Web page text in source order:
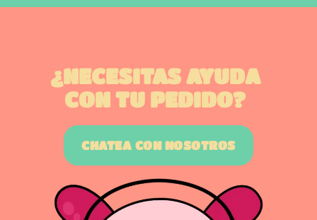
¿NECESITAS AYUDA
CON TU PEDIDO?
CHATEA CON NOSOTROS